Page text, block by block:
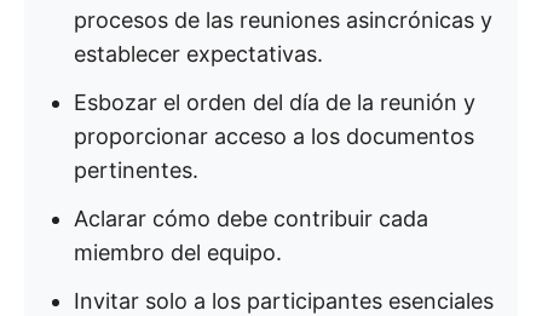
procesos de las reuniones asincrónicas y
establecer expectativas.
Esbozar el orden del día de la reunión y
proporcionar acceso a los documentos
pertinentes.
Aclarar cómo debe contribuir cada
miembro del equipo.
Invitar solo a los participantes esenciales